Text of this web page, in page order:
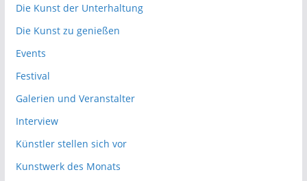
Die Kunst der Unterhaltung
Die Kunst zu genießen
Events
Festival
Galerien und Veranstalter
Interview
Künstler stellen sich vor
Kunstwerk des Monats